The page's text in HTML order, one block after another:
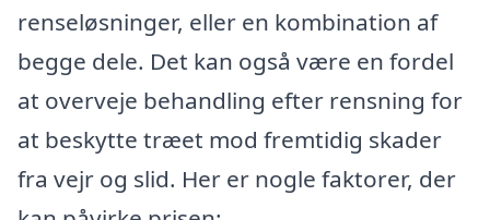
renseløsninger, eller en kombination af
begge dele. Det kan også være en fordel
at overveje behandling efter rensning for
at beskytte træet mod fremtidig skader
fra vejr og slid. Her er nogle faktorer, der